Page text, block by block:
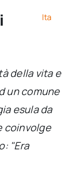
Ita
della vita e
un comune
esula da
coinvolge
"Era